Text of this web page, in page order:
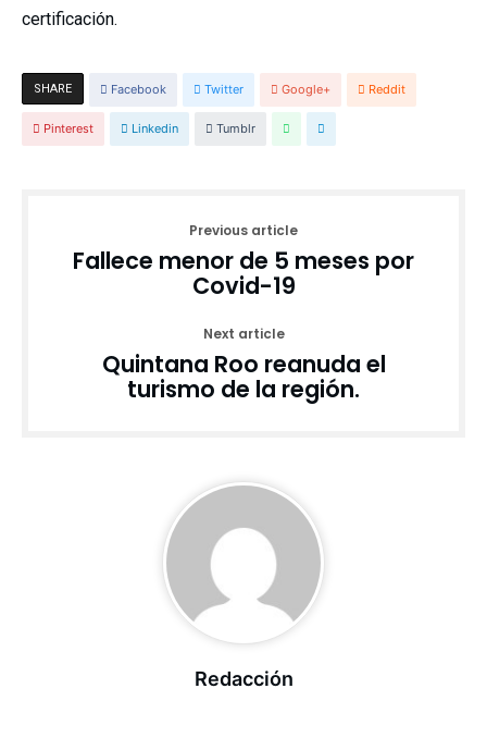
certificación.
SHARE Facebook Twitter Google+ Reddit
Pinterest Linkedin Tumblr
Previous article
Fallece menor de 5 meses por
Covid-19
Next article
Quintana Roo reanuda el
turismo de la región.
Redacción